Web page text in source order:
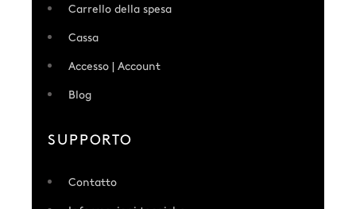
Carrello della spesa
Cassa
Accesso | Account
Blog
SUPPORTO
Contatto